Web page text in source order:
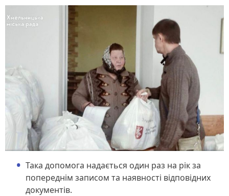
Така допомога надається один раз на рік за
попереднім записом та наявності відповідних
документів.